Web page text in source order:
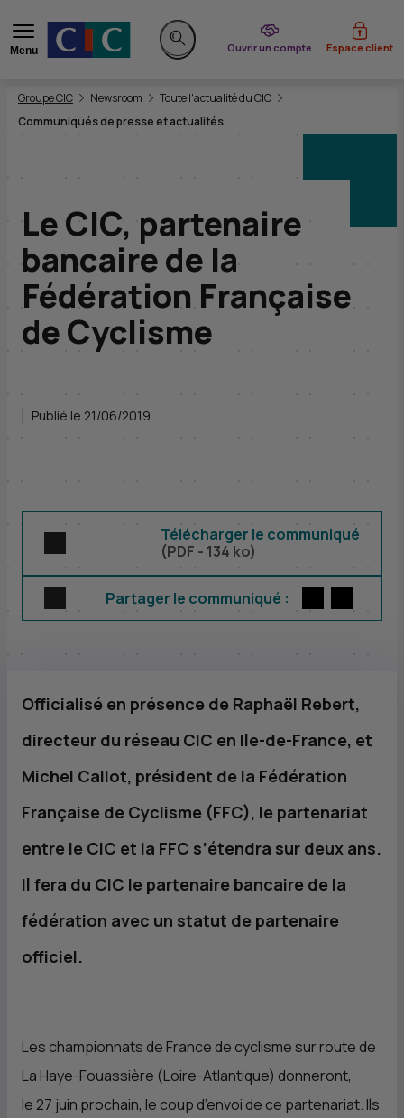
Menu
Rechercher sur le site
Ouvrir un compte
du CIC Espace client
Vous êtes ici:
Groupe CIC Newsroom
Toute l'actualité du CIC
Communiqués de presse et actualités
Le CIC, partenaire
bancaire de la
Fédération Française
de Cyclisme
Publié le 21/06/2019
Télécharger le communiqué
(PDF - 134 ko)
Partager le communiqué :
Officialisé en présence de Raphaël Rebert,
directeur du réseau CIC en Ile-de-France, et
Michel Callot, président de la Fédération
Française de Cyclisme (FFC), le partenariat
entre le CIC et la FFC s’étendra sur deux ans.
Il fera du CIC le partenaire bancaire de la
fédération avec un statut de partenaire
officiel.
Les championnats de France de cyclisme sur route de
La Haye-Fouassière (Loire-Atlantique) donneront,
le 27 juin prochain, le coup d’envoi de ce partenariat. Ils